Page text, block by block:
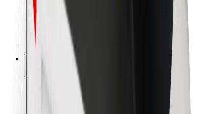
Soluciones para las ciudades
Aeropuertos
Estaciones de carga de Bolt
Soporte
Para usuarios
Para conductores